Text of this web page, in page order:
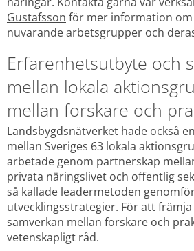
Gustafsson för mer information
nuvarande arbetsgrupper och
Erfarenhetsutbyte och
mellan lokala
mellan forskare och
Landsbygdsnätverket hade också
mellan Sveriges 63 lokala
arbetade genom partnerskap
privata näringslivet och offentlig
så kallade leadermetoden
utvecklingsstrategier. För att
samverkan mellan forskare och
vetenskapligt råd.